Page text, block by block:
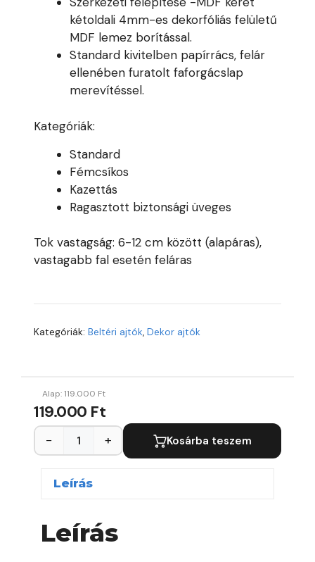
kétoldali 4mm-es dekorfóliás felületű
MDF lemez borítással.
Standard kivitelben papírrács, felár
ellenében furatolt faforgácslap
merevítéssel.
Kategóriák:
Standard
Fémcsíkos
Kazettás
Ragasztott biztonsági üveges
Tok vastagság: 6-12 cm között (alapáras),
vastagabb fal esetén feláras
Kategóriák: Beltéri ajtók, Dekor ajtók
Alap:119.000 Ft
119.000 Ft
− + Kosárba teszem
Leírás
Leírás